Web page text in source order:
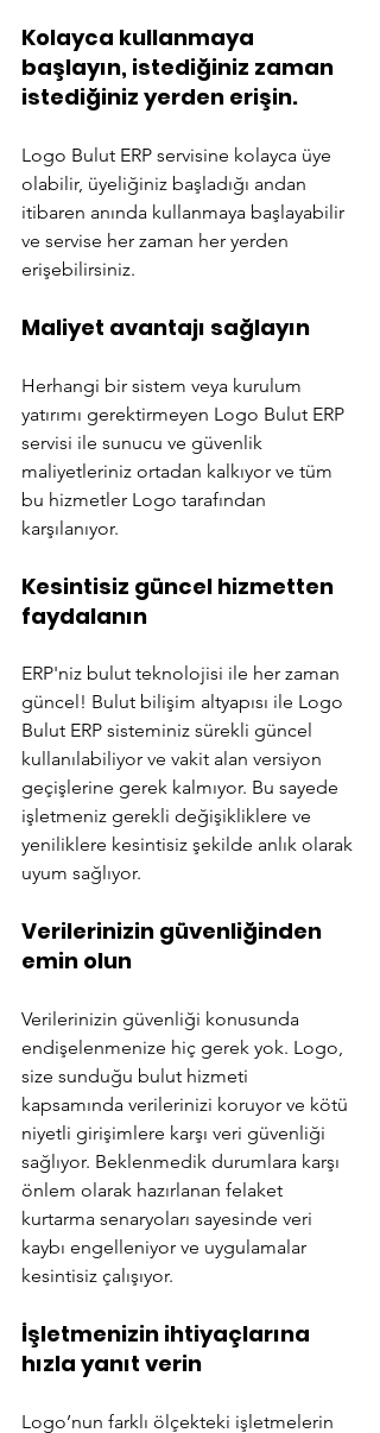
Kolayca kullanmaya
başlayın, istediğiniz zaman
istediğiniz yerden erişin.
Logo Bulut ERP servisine kolayca üye
olabilir, üyeliğiniz başladığı andan
itibaren anında kullanmaya başlayabilir
ve servise her zaman her yerden
erişebilirsiniz.
Maliyet avantajı sağlayın
Herhangi bir sistem veya kurulum
yatırımı gerektirmeyen Logo Bulut ERP
servisi ile sunucu ve güvenlik
maliyetleriniz ortadan kalkıyor ve tüm
bu hizmetler Logo tarafından
karşılanıyor.
Kesintisiz güncel hizmetten
faydalanın
ERP'niz bulut teknolojisi ile her zaman
güncel! Bulut bilişim altyapısı ile Logo
Bulut ERP sisteminiz sürekli güncel
kullanılabiliyor ve vakit alan versiyon
geçişlerine gerek kalmıyor. Bu sayede
işletmeniz gerekli değişikliklere ve
yeniliklere kesintisiz şekilde anlık olarak
uyum sağlıyor.
Verilerinizin güvenliğinden
emin olun
Verilerinizin güvenliği konusunda
endişelenmenize hiç gerek yok. Logo,
size sunduğu bulut hizmeti
kapsamında verilerinizi koruyor ve kötü
niyetli girişimlere karşı veri güvenliği
sağlıyor. Beklenmedik durumlara karşı
önlem olarak hazırlanan felaket
kurtarma senaryoları sayesinde veri
kaybı engelleniyor ve uygulamalar
kesintisiz çalışıyor.
İşletmenizin ihtiyaçlarına
hızla yanıt verin
Logo’nun farklı ölçekteki işletmelerin